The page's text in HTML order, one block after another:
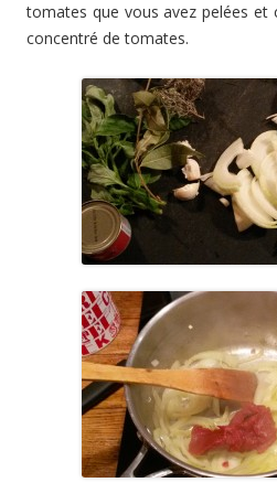
tomates que vous avez pelées
concentré de tomates.